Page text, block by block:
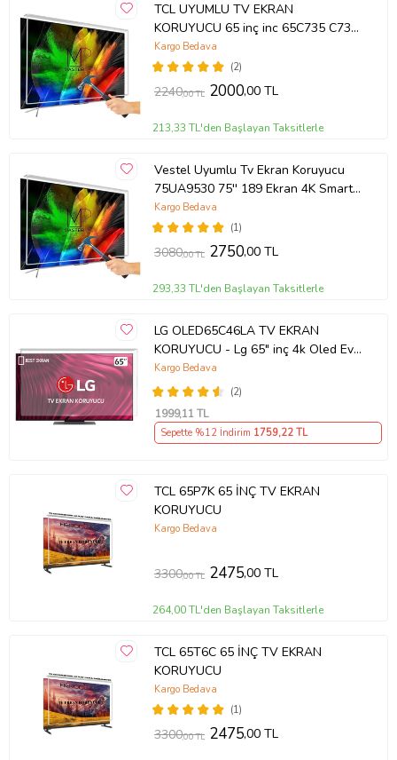
TCL UYUMLU TV EKRAN
KORUYUCU 65 inç inc 65C735 C735
TCL QLED 4K TV
(2)
Kargo Bedava
2240,00 TL 2000,00 TL
213,33 TL'den Başlayan Taksitlerle
Vestel Uyumlu Tv Ekran Koruyucu
75UA9530 75'' 189 Ekran 4K Smart
Android TV
(1)
Kargo Bedava
3080,00 TL 2750,00 TL
293,33 TL'den Başlayan Taksitlerle
LG OLED65C46LA TV EKRAN
KORUYUCU - Lg 65" inç 4k Oled Evo
Ekran Koruyucu
(2)
Kargo Bedava
1999,11 TL
Sepette %12 İndirim 1759,22 TL
TCL 65P7K 65 İNÇ TV EKRAN
KORUYUCU
Kargo Bedava
3300,00 TL 2475,00 TL
264,00 TL'den Başlayan Taksitlerle
TCL 65T6C 65 İNÇ TV EKRAN
KORUYUCU
(1)
Kargo Bedava
3300,00 TL 2475,00 TL